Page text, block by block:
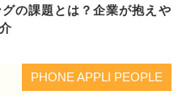
の課題とは？企業が抱えや
PHONE APPLI PEOPLE